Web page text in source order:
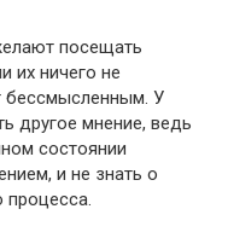
посещать
их ничего не
бессмысленным. У
другое мнение, ведь
состоянии
и не знать о
процесса.